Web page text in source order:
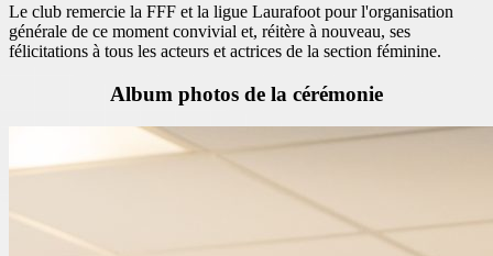
Le club remercie la FFF et la ligue Laurafoot pour l'organisation
générale de ce moment convivial et, réitère à nouveau, ses
félicitations à tous les acteurs et actrices de la section féminine.
Album photos de la cérémonie